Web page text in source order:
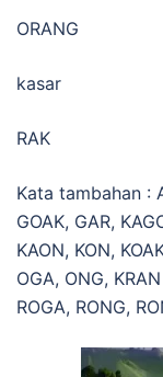
ORANG
kasar
RAK
Kata tambahan :
GOAK, GAR,
KAON, KON,
OGA, ONG,
ROGA, RONG,